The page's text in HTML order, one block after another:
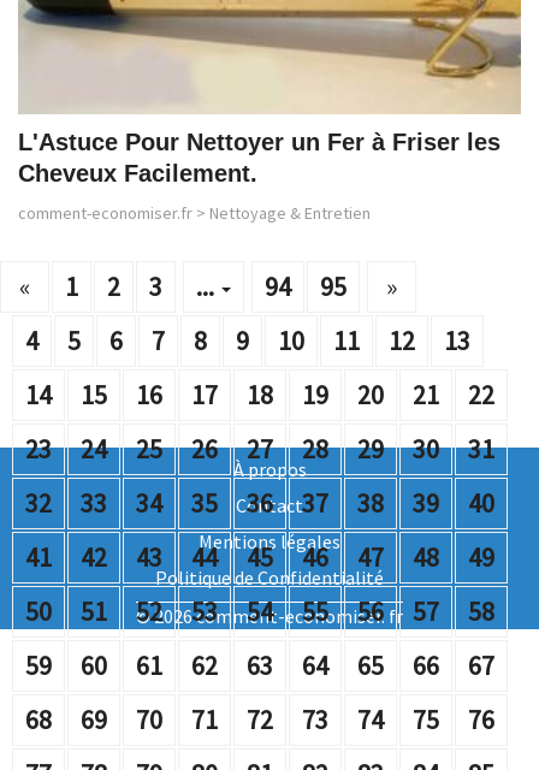
L'Astuce Pour Nettoyer un Fer à Friser les
Cheveux Facilement.
comment-economiser.fr > Nettoyage & Entretien
« 1 2 3
...
4
5 6 7 8 9 10 11 12
13
14
15 16 17 18 19 20 21
22
23
24 25 26 27 28 29 30
31
32
33 34 35 36 37 38 39
40
41
42 43 44 45 46 47 48
49
50
51 52 53 54 55 56 57
58
59
60 61 62 63 64 65 66
67
68
69 70 71 72 73 74 75
76
94 95 »
À propos
Contact
Mentions légales
Politique de Confidentialité
© 2026 comment-economiser. fr